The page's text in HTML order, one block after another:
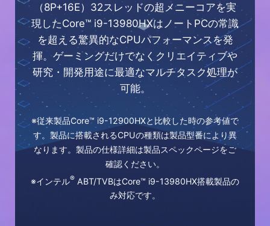
（8P+16E）32スレッドの超メニーコアを実
現したCore™ i9-13980HXはノートPCの常識
を超える驚異的なCPUパフォーマンスを発
揮。ゲーミングだけでなくクリエイティブや
研究・開発用途に最適なマルチタスク処理が
可能。
※従来製品Core™ i9-12900HXと比較した時の参考値で
す。製品に搭載されるCPUの種類は製品型番により異
なります。製品の仕様詳細は製品スペックページをご
確認ください。
※インテル® ABT/TVBはCore™ i9-13980HX搭載製品の
み対応です。